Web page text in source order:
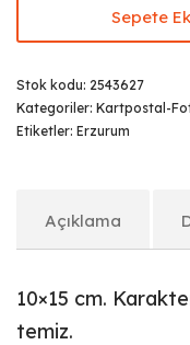
Sepete
Stok kodu: 2543627
Kategoriler: Kartpostal-
Etiketler: Erzurum
Açıklama
10×15 cm.
temiz.